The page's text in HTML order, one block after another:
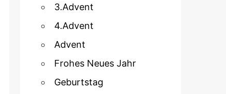
3.Advent
4.Advent
Advent
Frohes Neues Jahr
Geburtstag